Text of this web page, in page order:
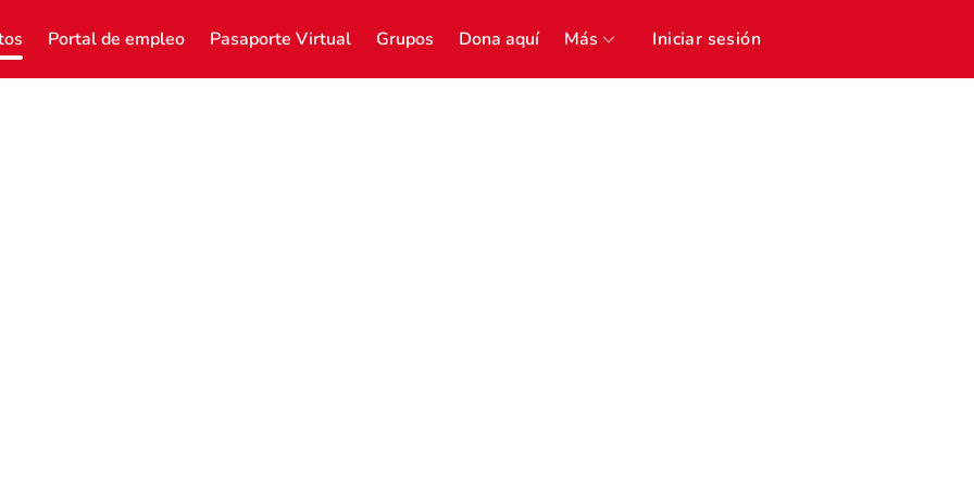
Portal de empleo Pasaporte Virtual Grupos Dona aquí Más Iniciar sesión